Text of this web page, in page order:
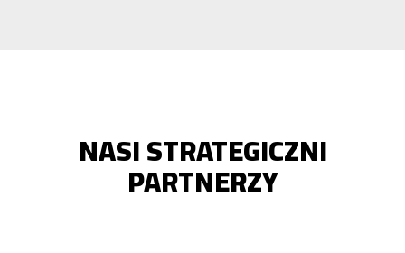
NASI STRATEGICZNI
PARTNERZY